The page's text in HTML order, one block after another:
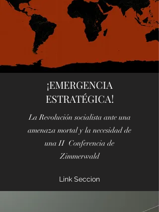
¡EMERGENCIA
ESTRATÉGICA!
La Revolución socialista ante una
amenaza mortal y la necesidad de
una II Conferencia de
Zimmerwald
Link Seccion